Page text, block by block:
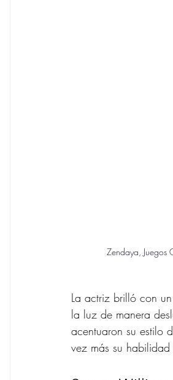
Zendaya,
La actriz brilló con un
la luz de manera
acentuaron su estilo
vez más su